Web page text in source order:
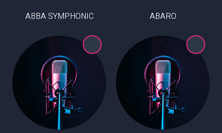
ABARO
ABBA SYMPHONIC